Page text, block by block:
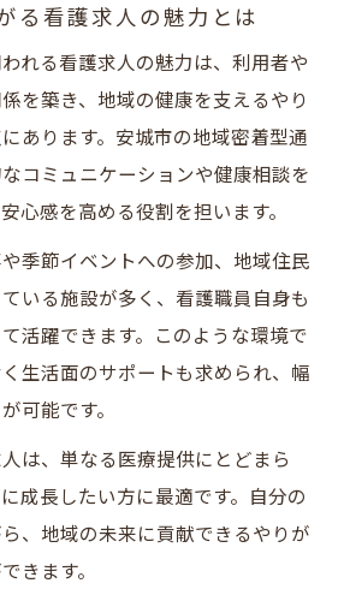
る看護求人の魅力とは
れる看護求人の魅力は、利用者や
を築き、地域の健康を支えるやり
あります。安城市の地域密着型通
コミュニケーションや健康相談を
心感を高める役割を担います。
季節イベントへの参加、地域住民
いる施設が多く、看護職員自身も
活躍できます。このような環境で
生活面のサポートも求められ、幅
可能です。
は、単なる医療提供にとどまら
成長したい方に最適です。自分の
、地域の未来に貢献できるやりが
きます。